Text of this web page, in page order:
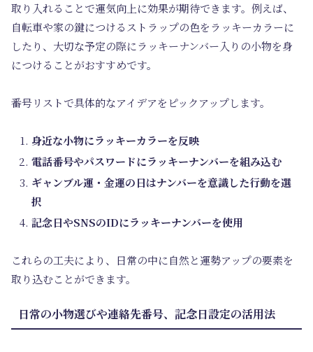
取り入れることで運気向上に効果が期待できます。例えば、
自転車や家の鍵につけるストラップの色をラッキーカラーに
したり、大切な予定の際にラッキーナンバー入りの小物を身
につけることがおすすめです。
番号リストで具体的なアイデアをピックアップします。
身近な小物にラッキーカラーを反映
電話番号やパスワードにラッキーナンバーを組み込む
ギャンブル運・金運の日はナンバーを意識した行動を選
択
記念日やSNSのIDにラッキーナンバーを使用
これらの工夫により、日常の中に自然と運勢アップの要素を
取り込むことができます。
日常の小物選びや連絡先番号、記念日設定の活用法